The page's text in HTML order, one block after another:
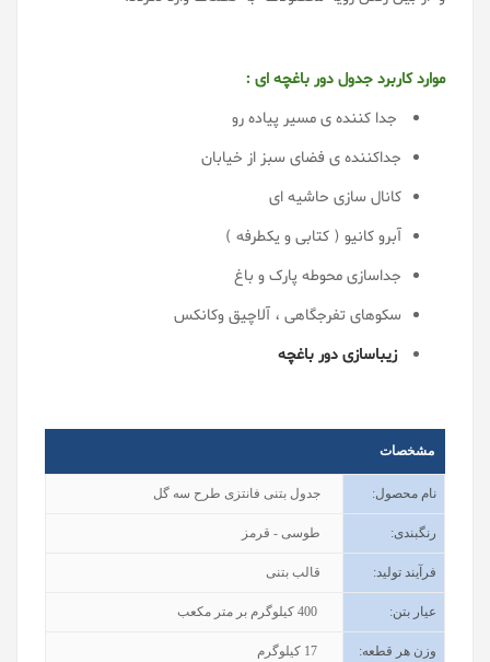
موارد کاربرد جدول دور باغچه ای :
جدا کننده ی مسیر پیاده رو
جداکننده ی فضای سبز از خیابان
کانال سازی حاشیه ای
آبرو کانیو ( کتابی و یکطرفه )
جداسازی محوطه پارک و باغ
سکوهای تفرجگاهی ، آلاچیق وکانکس
زیباسازی دور باغچه
مشخصات
نام محصول: جدول بتنی فانتزی طرح سه گل
رنگبندی: طوسی - قرمز
فرآیند تولید: قالب بتنی
عیار بتن:
400 کیلوگرم بر متر مکعب
وزن هر قطعه:
17 کیلوگرم